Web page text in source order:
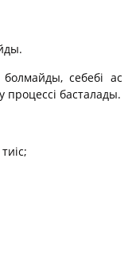
болмайды, себебі ас
процессі басталады.